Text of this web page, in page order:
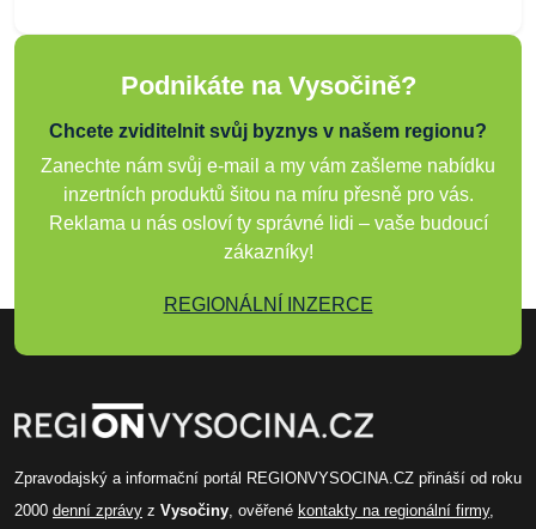
Podnikáte na Vysočině?
Chcete zviditelnit svůj byznys v našem regionu?
Zanechte nám svůj e-mail a my vám zašleme nabídku
inzertních produktů šitou na míru přesně pro vás.
Reklama u nás osloví ty správné lidi – vaše budoucí
zákazníky!
REGIONÁLNÍ INZERCE
Zpravodajský a informační portál REGIONVYSOCINA.CZ přináší od roku
2000 denní zprávy z Vysočiny, ověřené kontakty na regionální firmy,